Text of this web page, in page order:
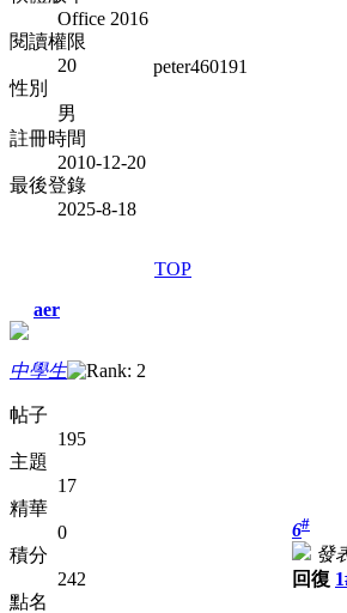
Office 2016
閱讀權限
20
性別
男
註冊時間
2010-12-20
最後登錄
2025-8-18
peter460191
TOP
aer
中學生
帖子
195
主題
17
精華
0
積分
242
點名
6#
發
回復